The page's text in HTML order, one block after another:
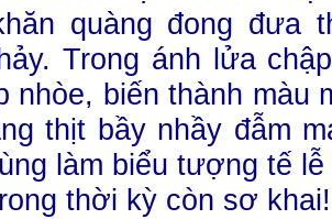
quàng đong đưa
Trong ánh lửa
nhòe, biến thành màu
thịt bầy nhầy đẫm
làm biểu tượng tế
thời kỳ còn sơ khai!